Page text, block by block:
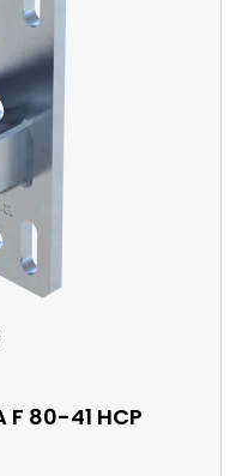
80-41 HCP